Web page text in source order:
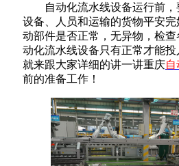
自动化流水线设备运行前，
设备、人员和运输的货物平安
动部件是否正常，无异物，检
动化流水线设备只有正常才能
就来跟大家详细的讲一讲重庆
前的准备工作！